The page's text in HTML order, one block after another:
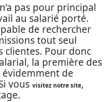
pas pour principal
au salarié porté.
de rechercher
tout seul
clientes. Pour donc
la première des
évidemment de
vous visitez notre site,